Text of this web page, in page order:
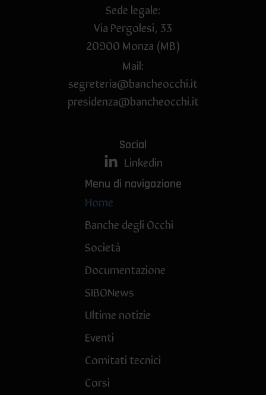
Sede legale:
Via Pergolesi, 33
20900 Monza (MB)
Mail:
segreteria@bancheocchi.it
presidenza@bancheocchi.it
Social
Linkedin
Menu di navigazione
Home
Banche degli Occhi
Società
Documentazione
SIBONews
Ultime notizie
Eventi
Comitati tecnici
Corsi